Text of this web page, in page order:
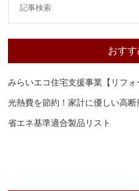
おす
みらいエコ住宅支援事業【リフ
光熱費を節約！家計に優しい高断
省エネ基準適合製品リスト